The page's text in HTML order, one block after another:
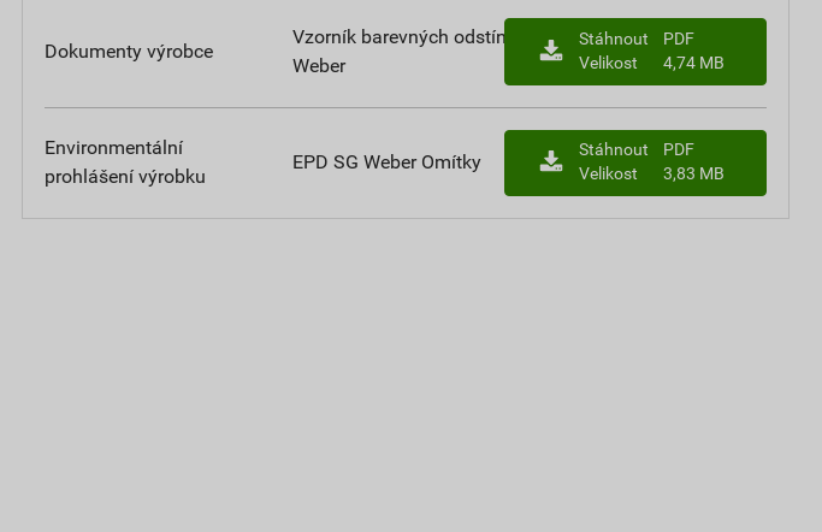
Dokumenty výrobce
Vzorník barevných odstínů
Weber
Stáhnout
PDF
Velikost
4,74 MB
Environmentální
prohlášení výrobku
EPD SG Weber Omítky
Stáhnout
PDF
Velikost
3,83 MB